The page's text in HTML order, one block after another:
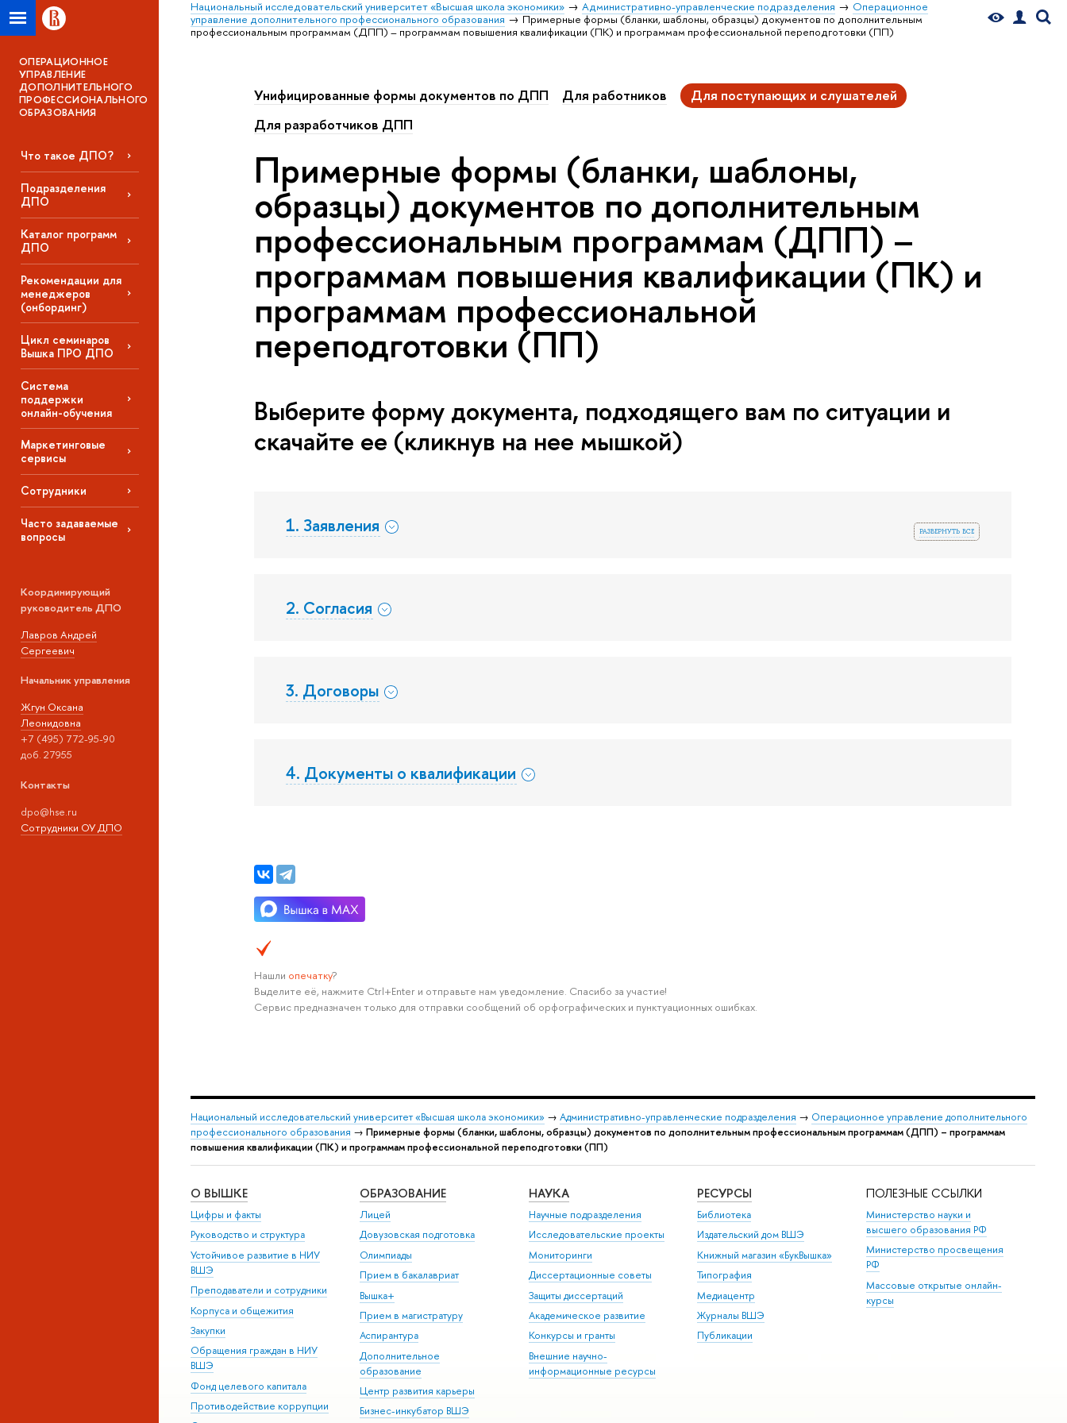
Национальный исследовательский университет «Высшая школа экономики» Административно-управленческие подразделения
Операционное
управление дополнительного профессионального образования
Примерные формы (бланки, шаблоны, образцы) документов по дополнительным
профессиональным программам (ДПП) – программам повышения квалификации (ПК) и программам профессиональной переподготовки (ПП)
ОПЕРАЦИОННОЕ
УПРАВЛЕНИЕ
ДОПОЛНИТЕЛЬНОГО
ПРОФЕССИОНАЛЬНОГО
ОБРАЗОВАНИЯ
Что такое ДПО?
Подразделения
ДПО
Каталог программ
ДПО
Рекомендации для
менеджеров
(онбординг)
Цикл семинаров
Вышка ПРО ДПО
Система
поддержки
онлайн-обучения
Маркетинговые
сервисы
Сотрудники
Часто задаваемые
вопросы
Координирующий
руководитель ДПО
Лавров Андрей
Сергеевич
Начальник управления
Жгун Оксана
Леонидовна
+7 (495) 772-95-90
доб. 27955
Контакты
dpo@hse.ru
Сотрудники ОУ ДПО
Унифицированные формы документов по ДПП Для работников
Для поступающих и слушателей
Для разработчиков ДПП
Примерные формы (бланки, шаблоны,
образцы) документов по дополнительным
профессиональным программам (ДПП) –
программам повышения квалификации (ПК) и
программам профессиональной
переподготовки (ПП)
Выберите форму документа, подходящего вам по ситуации и
скачайте ее (кликнув на нее мышкой)
развернуть все
1. Заявления
2. Согласия
3. Договоры
4. Документы о квалификации
Нашли опечатку?
Выделите её, нажмите Ctrl+Enter и отправьте нам уведомление. Спасибо за участие!
Сервис предназначен только для отправки сообщений об орфографических и пунктуационных ошибках.
Национальный исследовательский университет «Высшая школа экономики» → Административно-управленческие подразделения → Операционное управление дополнительного
профессионального образования → Примерные формы (бланки, шаблоны, образцы) документов по дополнительным профессиональным программам (ДПП) – программам
повышения квалификации (ПК) и программам профессиональной переподготовки (ПП)
О ВЫШКЕ
Цифры и факты
Руководство и структура
Устойчивое развитие в НИУ
ВШЭ
Преподаватели и сотрудники
Корпуса и общежития
Закупки
Обращения граждан в НИУ
ВШЭ
Фонд целевого капитала
Противодействие коррупции
ОБРАЗОВАНИЕ
Лицей
Довузовская подготовка
Олимпиады
Прием в бакалавриат
Вышка+
Прием в магистратуру
Аспирантура
Дополнительное
образование
Центр развития карьеры
Бизнес-инкубатор ВШЭ
НАУКА
Научные подразделения
Исследовательские проекты
Мониторинги
Диссертационные советы
Защиты диссертаций
Академическое развитие
Конкурсы и гранты
Внешние научно-
информационные ресурсы
РЕСУРСЫ
Библиотека
Издательский дом ВШЭ
Книжный магазин «БукВышка»
Типография
Медиацентр
Журналы ВШЭ
Публикации
ПОЛЕЗНЫЕ ССЫЛКИ
Министерство науки и
высшего образования РФ
Министерство просвещения
РФ
Массовые открытые онлайн-
курсы